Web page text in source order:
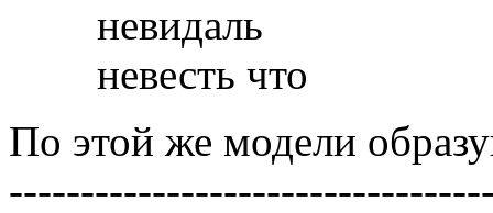
невидаль
невесть что
По этой же модели